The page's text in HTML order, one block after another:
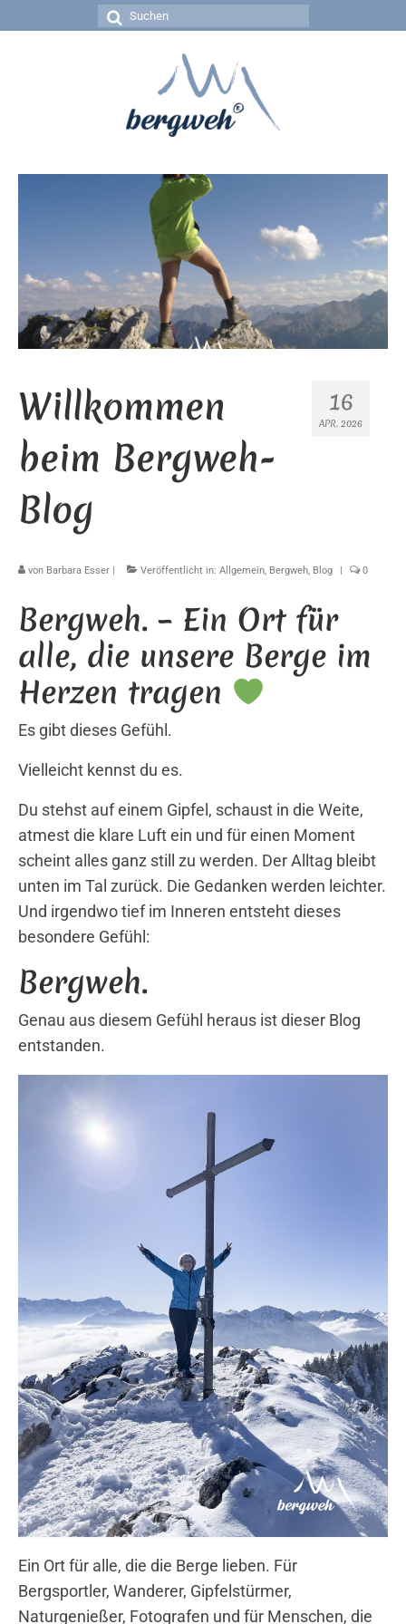
Suchen
16
APR. 2026
Willkommen
beim Bergweh-
Blog
von Barbara Esser | Veröffentlicht in: Allgemein, Bergweh, Blog | 0
Bergweh. – Ein Ort für
alle, die unsere Berge im
Herzen tragen
Es gibt dieses Gefühl.
Vielleicht kennst du es.
Du stehst auf einem Gipfel, schaust in die Weite,
atmest die klare Luft ein und für einen Moment
scheint alles ganz still zu werden. Der Alltag bleibt
unten im Tal zurück. Die Gedanken werden leichter.
Und irgendwo tief im Inneren entsteht dieses
besondere Gefühl:
Bergweh.
Genau aus diesem Gefühl heraus ist dieser Blog
entstanden.
Ein Ort für alle, die die Berge lieben. Für
Bergsportler, Wanderer, Gipfelstürmer,
Naturgenießer, Fotografen und für Menschen, die